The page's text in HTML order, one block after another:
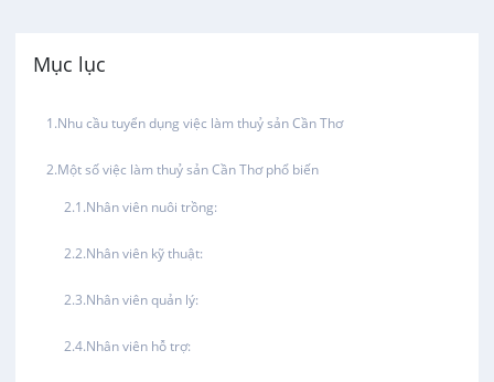
Công nghệ sinh học
Điện / Điện tử / Điện lạnh
Hàng hải / Hàng không
Việc làm tại An Bình
Việc làm tại Long Tuyền
Mục lục
Nhu cầu tuyển dụng việc làm thuỷ sản Cần Thơ
Một số việc làm thuỷ sản Cần Thơ phổ biến
Nhân viên nuôi trồng:
Nhân viên kỹ thuật:
Nhân viên quản lý:
Nhân viên hỗ trợ: